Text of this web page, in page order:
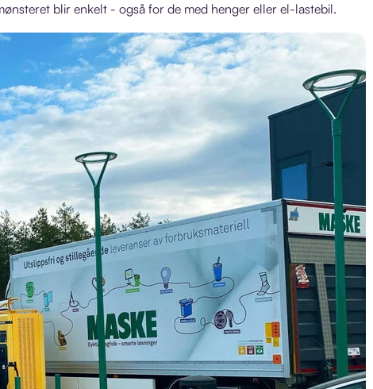
blir enkelt - også for de med henger eller el-lastebil.